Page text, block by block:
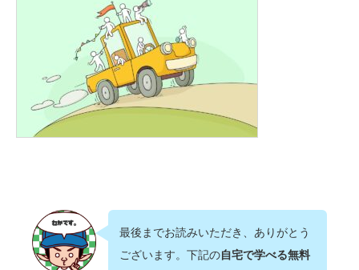
最後までお読みいただき、ありがとう
ございます。下記の自宅で学べる無料